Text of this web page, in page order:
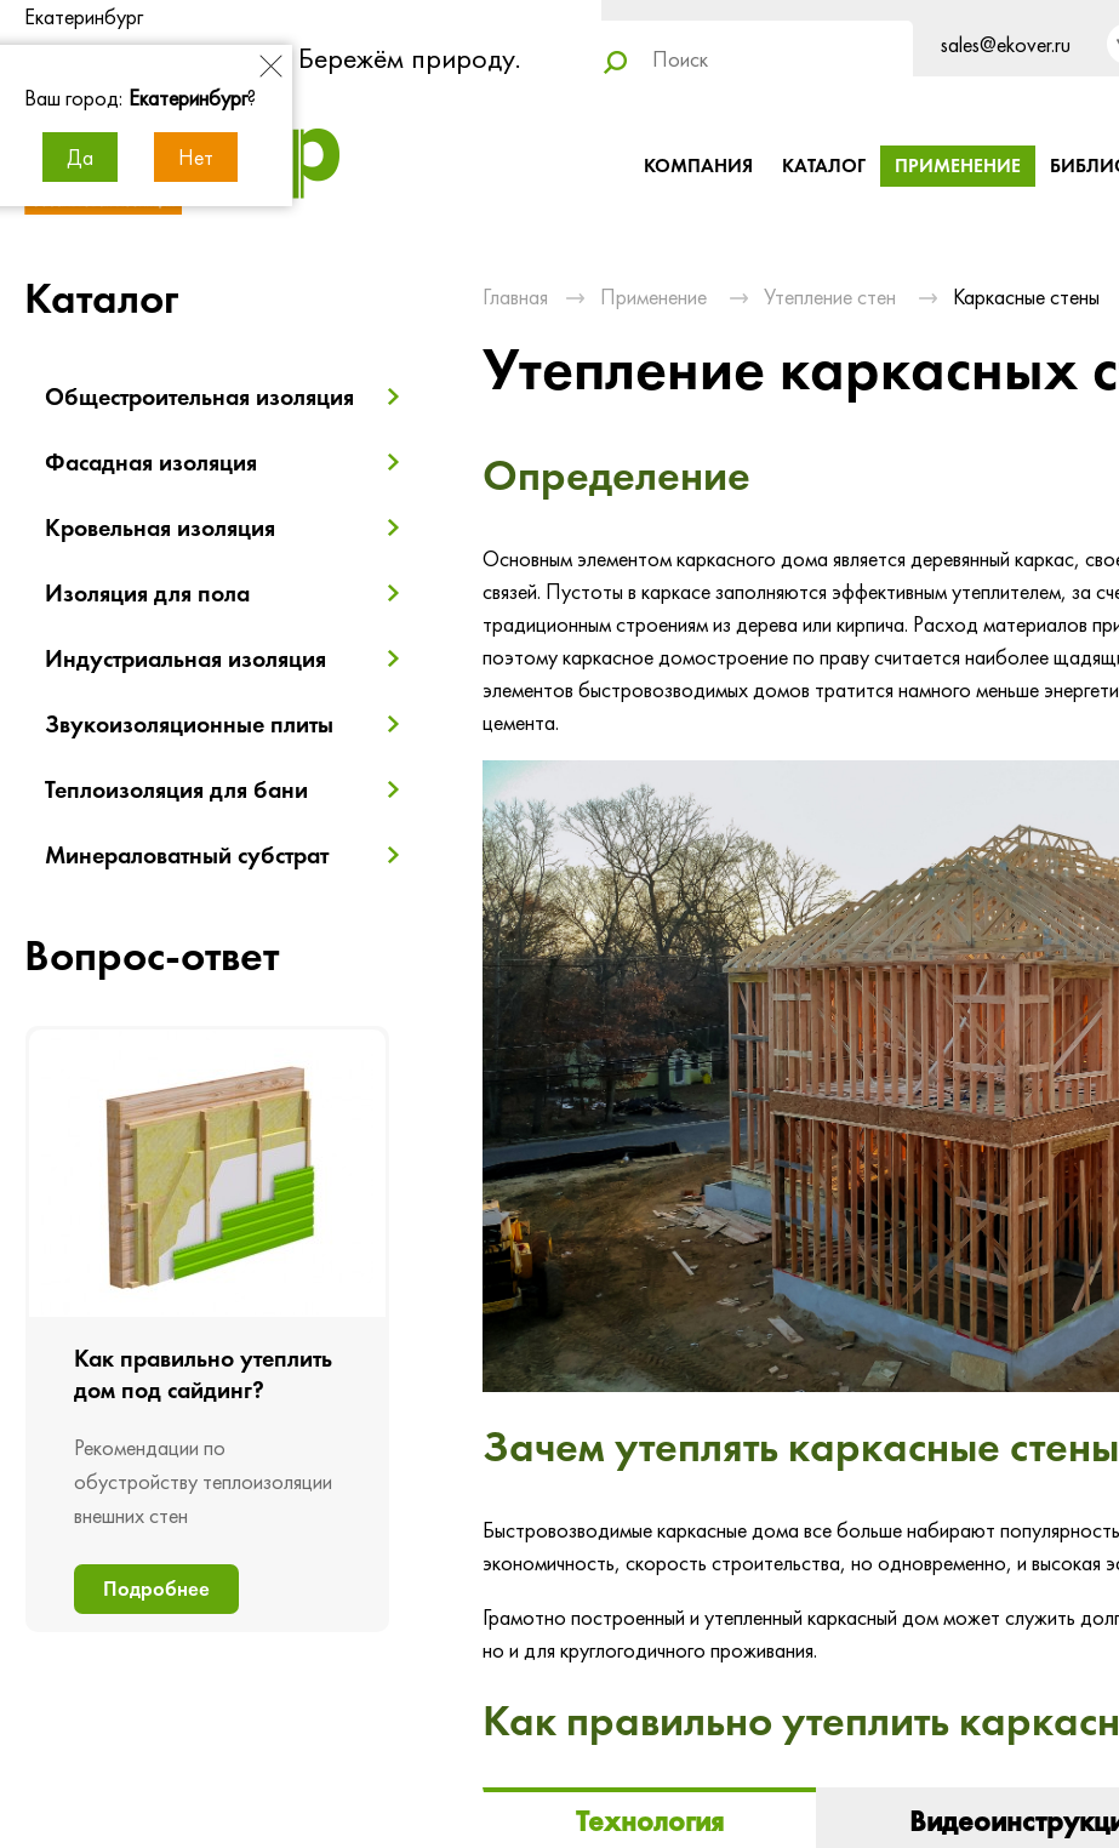
Екатеринбург
Ваш город: Екатеринбург?
Да Нет
Экономим энергию. Бережём природу. sales@ekover.ru
КОМПАНИЯ КАТАЛОГ ПРИМЕНЕНИЕ
Каталог
Общестроительная изоляция
Фасадная изоляция
Кровельная изоляция
Изоляция для пола
Индустриальная изоляция
Звукоизоляционные плиты
Теплоизоляция для бани
Минераловатный субстрат
Вопрос-ответ
Как правильно утеплить
дом под сайдинг?
Рекомендации по
обустройству теплоизоляции
внешних стен
Подробнее
Главная Применение Утепление стен Каркасные стены
Утепление каркасных
Определение
Основным элементом каркасного дома является деревянный каркас,
связей. Пустоты в каркасе заполняются эффективным утеплителем, за
традиционным строениям из дерева или кирпича. Расход материалов
поэтому каркасное домостроение по праву считается наиболее
элементов быстровозводимых домов тратится намного меньше
цемента.
Зачем утеплять каркасные
Быстровозводимые каркасные дома все больше набирают
экономичность, скорость строительства, но одновременно, и высокая
Грамотно построенный и утепленный каркасный дом может служить
но и для круглогодичного проживания.
Как правильно утеплить
Технология